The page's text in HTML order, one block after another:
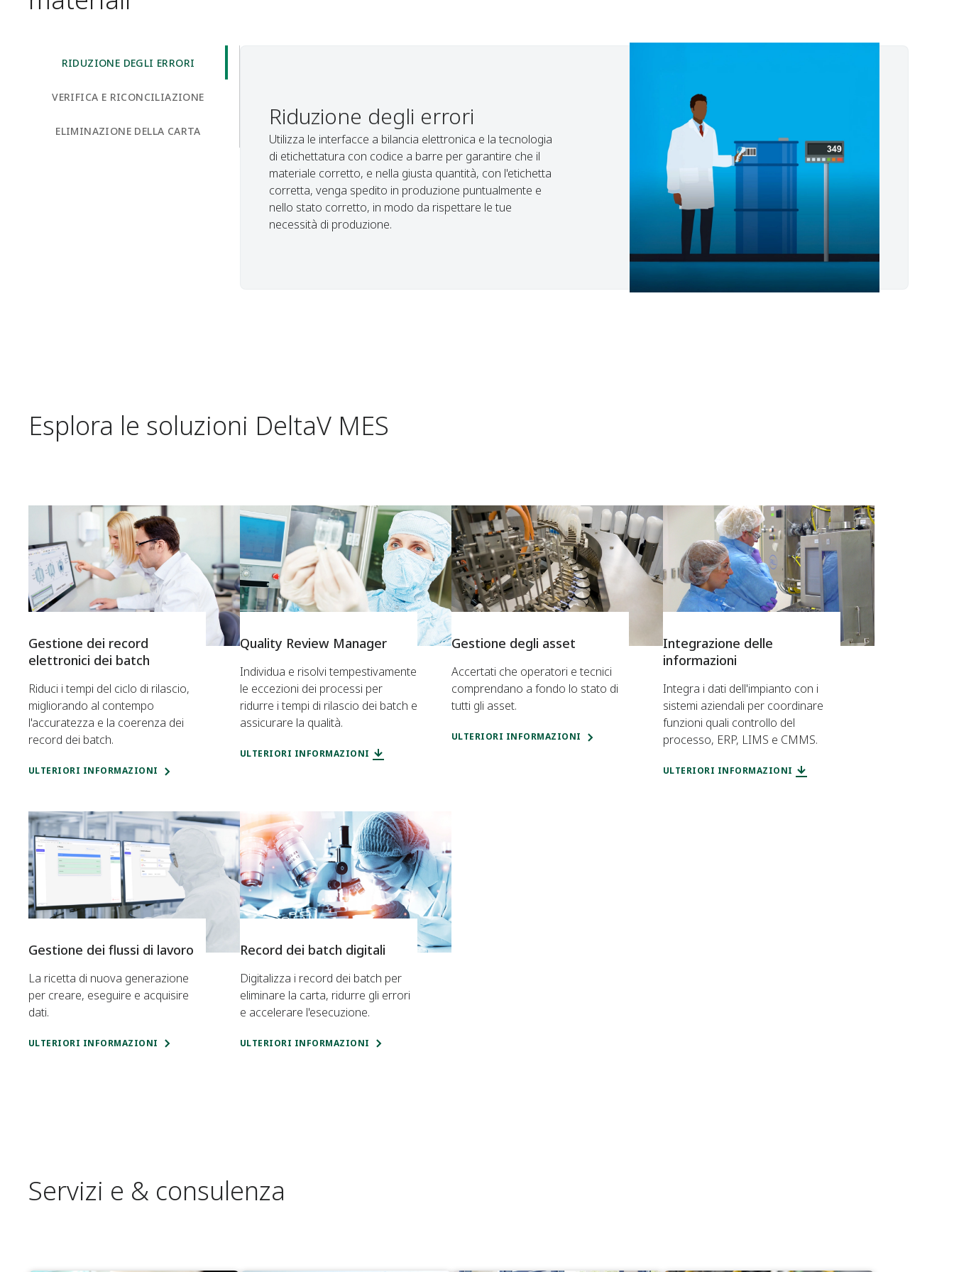
RIDUZIONE DEGLI ERRORI
VERIFICA E RICONCILIAZIONE
ELIMINAZIONE DELLA CARTA
Riduzione degli errori
Utilizza le interfacce a bilancia elettronica e la tecnologia
di etichettatura con codice a barre per garantire che il
materiale corretto, e nella giusta quantità, con l'etichetta
corretta, venga spedito in produzione puntualmente e
nello stato corretto, in modo da rispettare le tue
necessità di produzione.
Esplora le soluzioni DeltaV MES
Gestione dei record
elettronici dei batch
Riduci i tempi del ciclo di rilascio,
migliorando al contempo
l'accuratezza e la coerenza dei
record dei batch.
ULTERIORI INFORMAZIONI
Quality Review Manager
Individua e risolvi tempestivamente
le eccezioni dei processi per
ridurre i tempi di rilascio dei batch e
assicurare la qualità.
ULTERIORI INFORMAZIONI
Gestione degli asset
Accertati che operatori e tecnici
comprendano a fondo lo stato di
tutti gli asset.
ULTERIORI INFORMAZIONI
Integrazione delle
informazioni
Integra i dati dell'impianto con i
sistemi aziendali per coordinare
funzioni quali controllo del
processo, ERP, LIMS e CMMS.
ULTERIORI INFORMAZIONI
Gestione dei flussi di lavoro
La ricetta di nuova generazione
per creare, eseguire e acquisire
dati.
ULTERIORI INFORMAZIONI
Record dei batch digitali
Digitalizza i record dei batch per
eliminare la carta, ridurre gli errori
e accelerare l'esecuzione.
ULTERIORI INFORMAZIONI
Servizi e & consulenza